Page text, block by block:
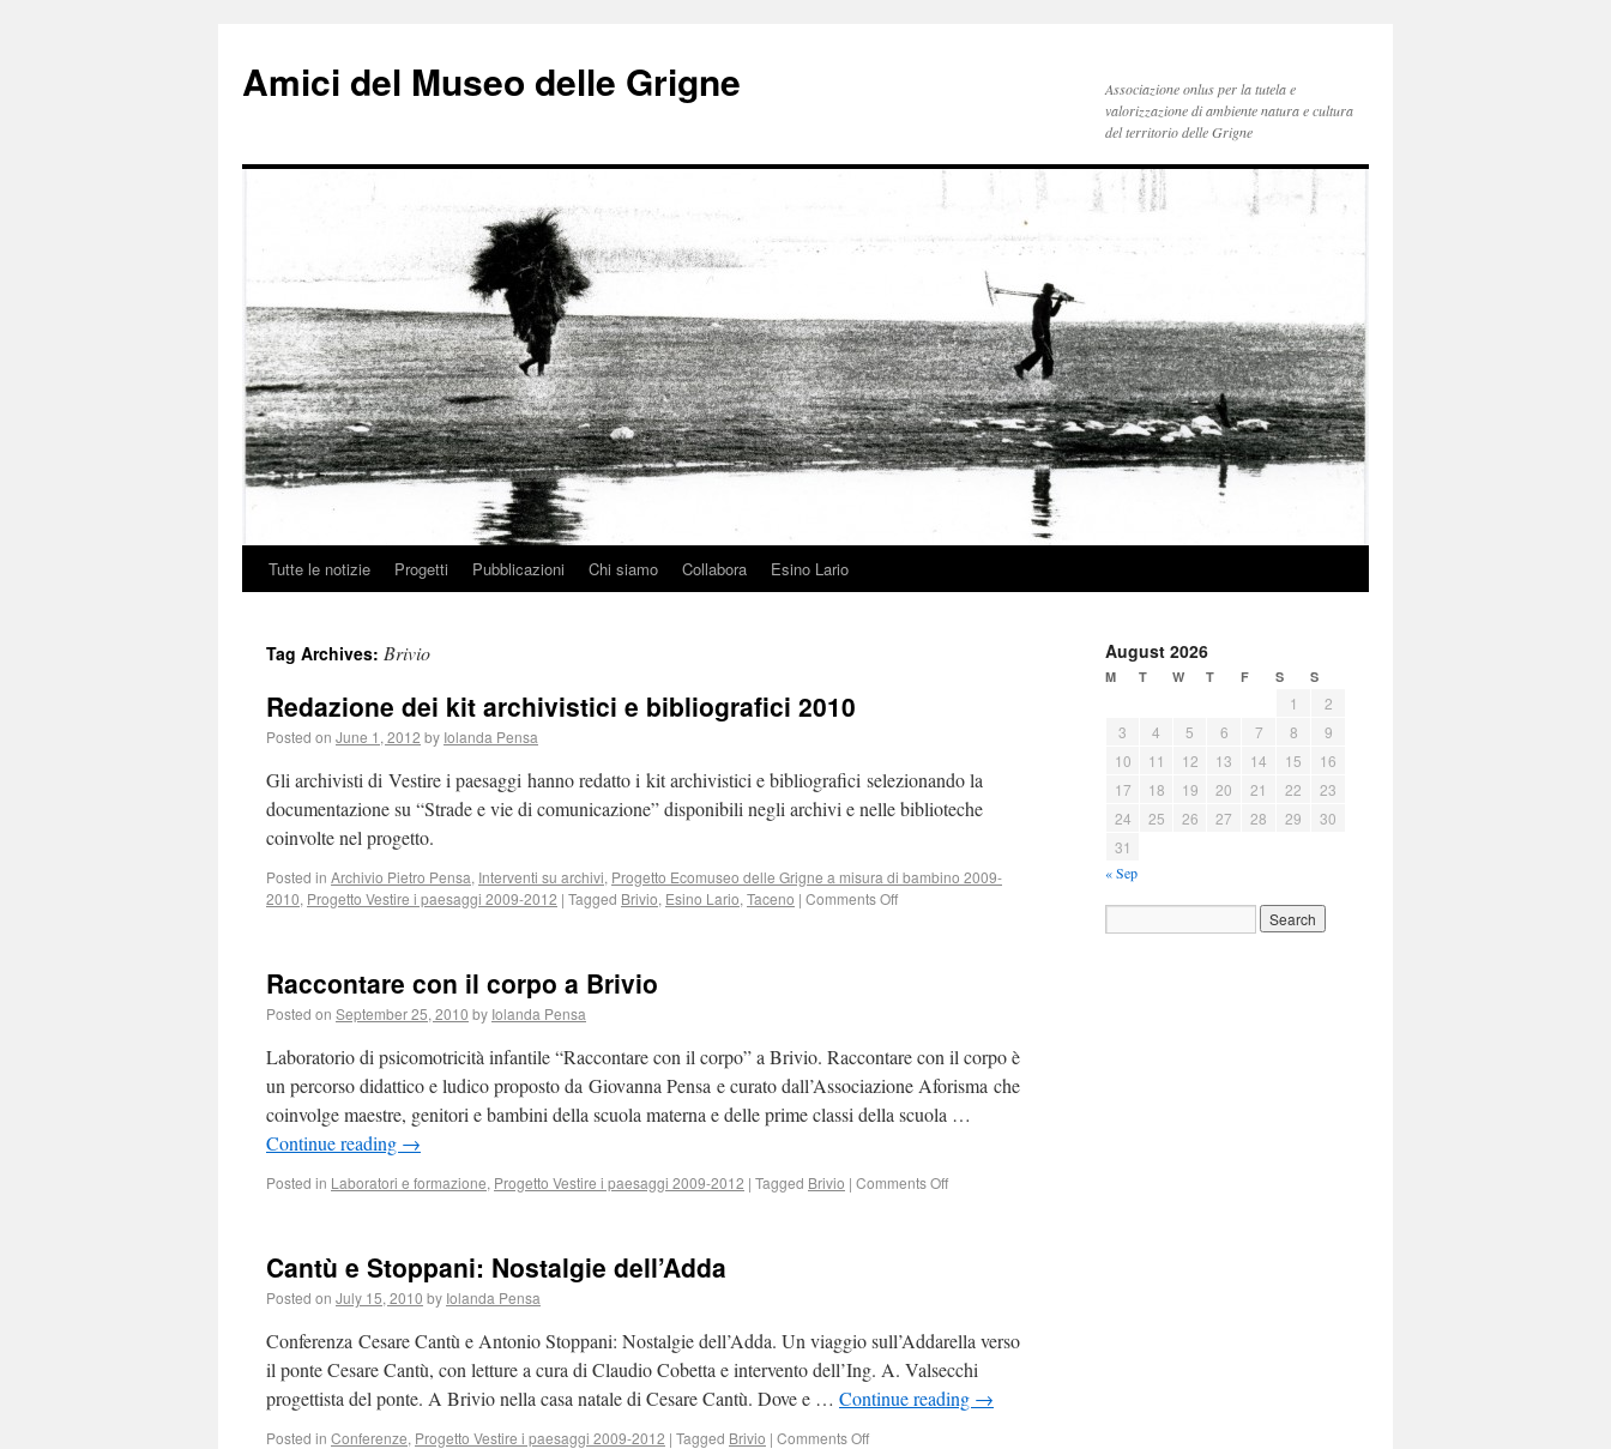
Amici del Museo delle Grigne
Associazione onlus per la tutela e
valorizzazione di ambiente natura e cultura
del territorio delle Grigne
Tutte le notizie Progetti Pubblicazioni Chi siamo Collabora Esino Lario
Tag Archives: Brivio
Redazione dei kit archivistici e bibliografici 2010
Posted on June 1, 2012 by Iolanda Pensa
Gli archivisti di Vestire i paesaggi hanno redatto i kit archivistici e bibliografici selezionando la
documentazione su “Strade e vie di comunicazione” disponibili negli archivi e nelle biblioteche
coinvolte nel progetto.
Posted in Archivio Pietro Pensa, Interventi su archivi, Progetto Ecomuseo delle Grigne a misura di bambino 2009-
2010, Progetto Vestire i paesaggi 2009-2012 | Tagged Brivio, Esino Lario, Taceno | Comments Off
Raccontare con il corpo a Brivio
Posted on September 25, 2010 by Iolanda Pensa
Laboratorio di psicomotricità infantile “Raccontare con il corpo” a Brivio. Raccontare con il corpo è
un percorso didattico e ludico proposto da Giovanna Pensa e curato dall’Associazione Aforisma che
coinvolge maestre, genitori e bambini della scuola materna e delle prime classi della scuola …
Continue reading →
Posted in Laboratori e formazione, Progetto Vestire i paesaggi 2009-2012 | Tagged Brivio | Comments Off
Cantù e Stoppani: Nostalgie dell’Adda
Posted on July 15, 2010 by Iolanda Pensa
Conferenza Cesare Cantù e Antonio Stoppani: Nostalgie dell’Adda. Un viaggio sull’Addarella verso
il ponte Cesare Cantù, con letture a cura di Claudio Cobetta e intervento dell’Ing. A. Valsecchi
progettista del ponte. A Brivio nella casa natale di Cesare Cantù. Dove e … Continue reading →
Posted in Conferenze, Progetto Vestire i paesaggi 2009-2012 | Tagged Brivio | Comments Off
August 2026
M T W T F S S
1
2
3
4 5 6 7 8
9
10
11 12 13 14 15
16
17
18 19 20 21 22
23
24
25 26 27 28 29
30
31
« Sep